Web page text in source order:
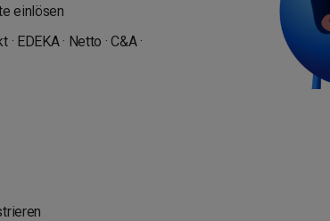
einlösen
EDEKA · Netto · C&A ·